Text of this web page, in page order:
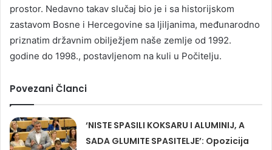
prostor. Nedavno takav slučaj bio je i sa historijskom
zastavom Bosne i Hercegovine sa ljiljanima, međunarodno
priznatim državnim obilježjem naše zemlje od 1992.
godine do 1998., postavljenom na kuli u Počitelju.
Povezani Članci
‘NISTE SPASILI KOKSARU I ALUMINIJ, A
SADA GLUMITE SPASITELJE’: Opozicija